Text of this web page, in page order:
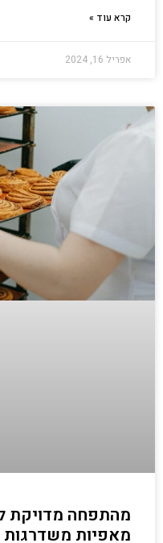
קרא עוד »
אפריל 16, 2024
מהתפחה מדויקת
מאפיות משדרגות